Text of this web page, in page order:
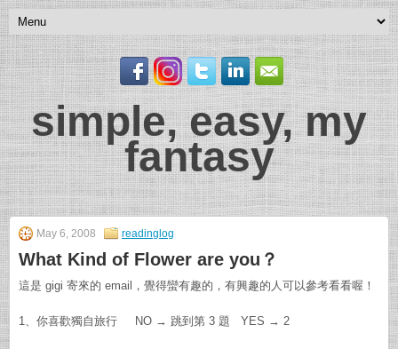
simple, easy, my
fantasy
May 6, 2008 readinglog
What Kind of Flower are you？
這是 gigi 寄來的 email，覺得蠻有趣的，有興趣的人可以參考看看喔！
1、你喜歡獨自旅行 NO → 跳到第 3 題 YES → 2